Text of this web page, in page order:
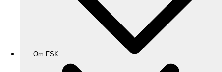
Om FSK